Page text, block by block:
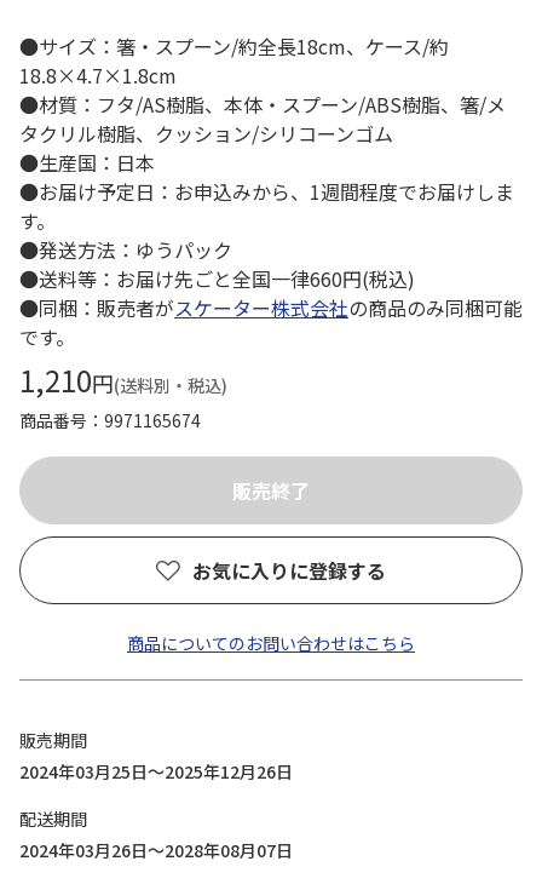
●サイズ：箸・スプーン/約全長18cm、ケース/約
18.8×4.7×1.8cm
●材質：フタ/AS樹脂、本体・スプーン/ABS樹脂、箸/メ
タクリル樹脂、クッション/シリコーンゴム
●生産国：日本
●お届け予定日：お申込みから、1週間程度でお届けしま
す。
●発送方法：ゆうパック
●送料等：お届け先ごと全国一律660円(税込)
●同梱：販売者がスケーター株式会社の商品のみ同梱可能
です。
1,210円(送料別・税込)
商品番号
9971165674
お気に入りに登録する
商品についてのお問い合わせはこちら
販売期間
2024年03月25日～2025年12月26日
配送期間
2024年03月26日～2028年08月07日